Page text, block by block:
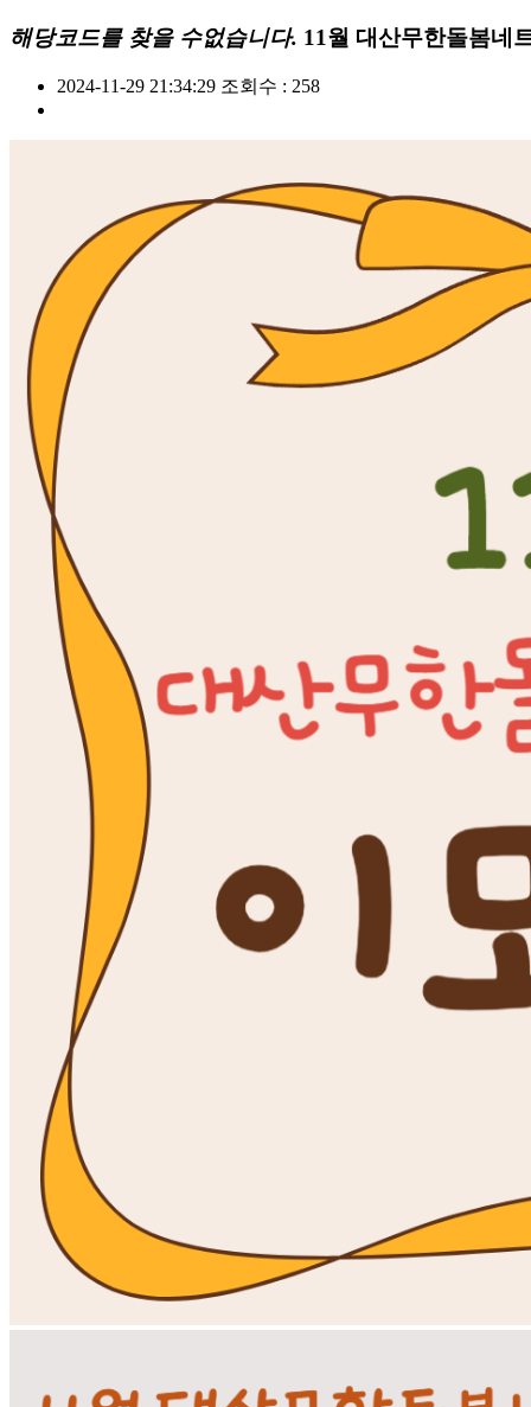
해당코드를 찾을 수없습니다. 11월 대산무한돌봄네
2024-11-29 21:34:29 조회수 : 258